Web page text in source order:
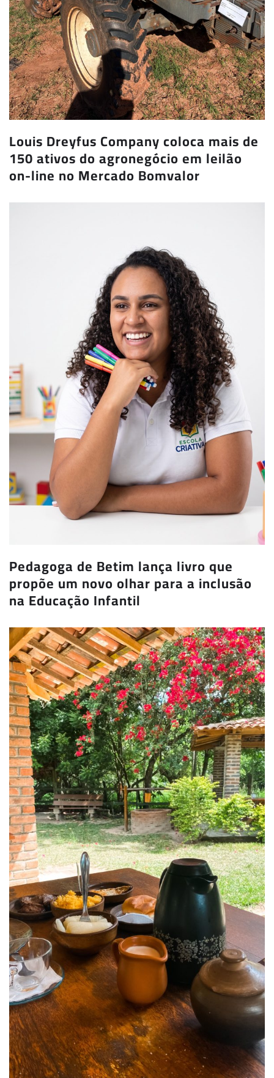
Louis Dreyfus Company coloca mais de
150 ativos do agronegócio em leilão
on-line no Mercado Bomvalor
Pedagoga de Betim lança livro que
propõe um novo olhar para a inclusão
na Educação Infantil